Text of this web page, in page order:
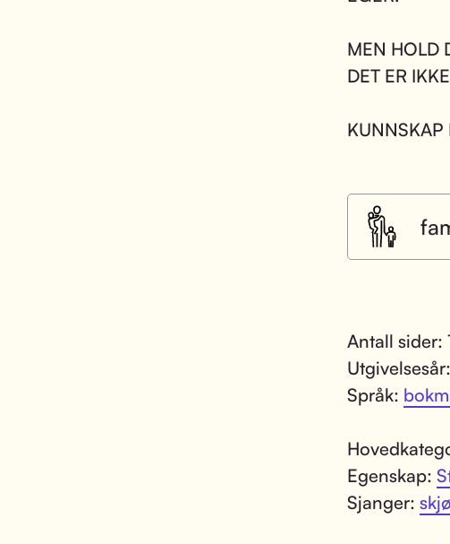
MEN HOLD
DET ER
KUNNSKAP
Antall sider:
Språk:
Egenskap:
Sjanger: